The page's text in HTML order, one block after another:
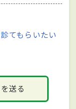
てもらいたい
送る